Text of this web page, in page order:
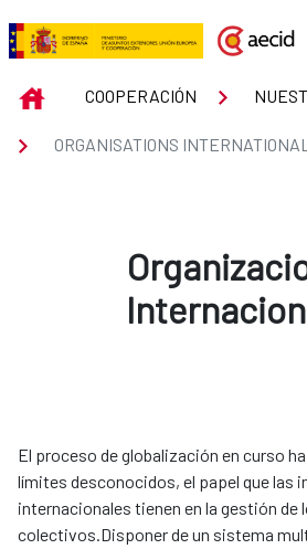
Saut au contenu principal
ORGANISATIONS
INICIOCOOPERACIÓN
ORGANISATIONS
El proceso de globalización en curso
límites desconocidos, el papel que las
internacionales tienen en la gestión de
colectivos.Disponer de un sistema